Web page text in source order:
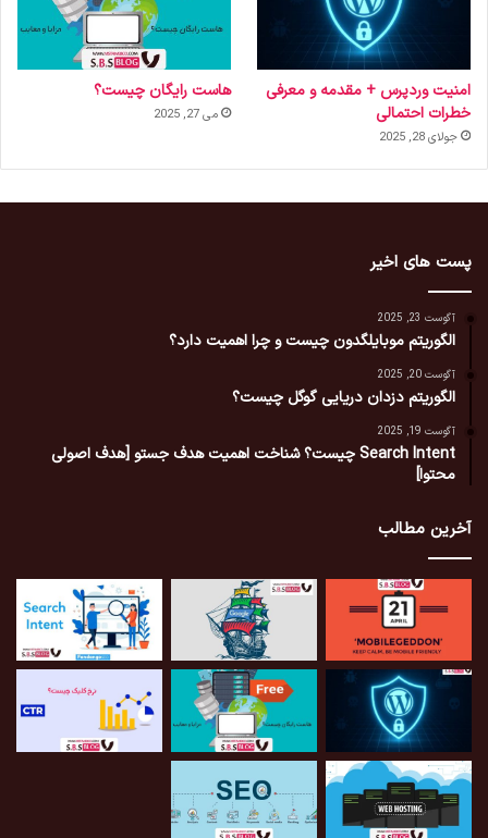
امنیت وردپرس + مقدمه و معرفی
خطرات احتمالی
جولای 28, 2025
هاست رایگان چیست؟
می 27, 2025
پست های اخیر
آگوست 23, 2025
الگوریتم موبایلگدون چیست و چرا اهمیت دارد؟
آگوست 20, 2025
الگوریتم دزدان دریایی گوگل چیست؟
آگوست 19, 2025
Search Intent چیست؟ شناخت اهمیت هدف جستو [هدف اصولی
محتوا]
آخرین مطالب